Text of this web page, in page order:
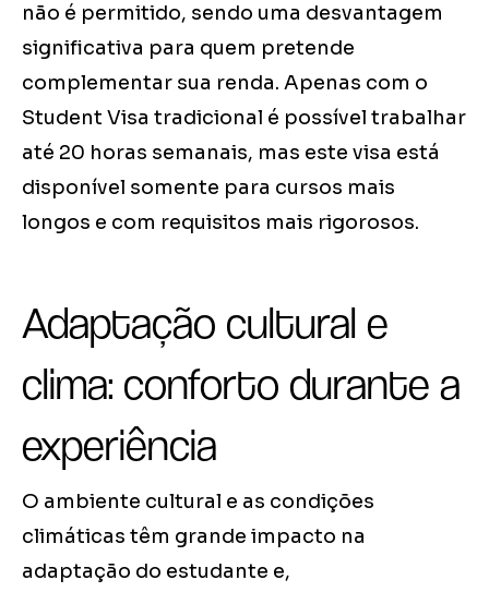
não é permitido, sendo uma desvantagem
significativa para quem pretende
complementar sua renda. Apenas com o
Student Visa tradicional é possível trabalhar
até 20 horas semanais, mas este visa está
disponível somente para cursos mais
longos e com requisitos mais rigorosos.
Adaptação cultural e
clima: conforto durante a
experiência
O ambiente cultural e as condições
climáticas têm grande impacto na
adaptação do estudante e,